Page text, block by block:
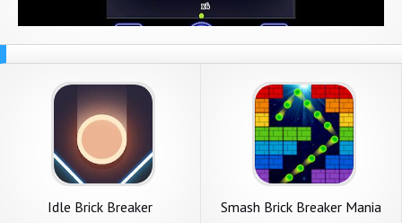
Idle Brick Breaker Smash Brick Breaker Mania